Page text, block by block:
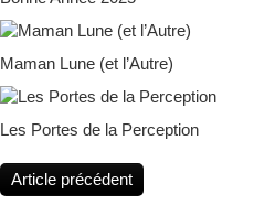
Maman Lune (et l’Autre)
Les Portes de la Perception
Article précédent